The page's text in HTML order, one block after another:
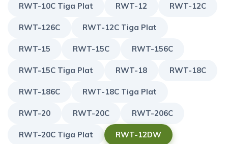
RWT-10C Tiga Plat RWT-12 RWT-12C
RWT-126C RWT-12C Tiga Plat
RWT-15 RWT-15C RWT-156C
RWT-15C Tiga Plat RWT-18 RWT-18C
RWT-186C RWT-18C Tiga Plat
RWT-20 RWT-20C RWT-206C
RWT-20C Tiga Plat RWT-12DW